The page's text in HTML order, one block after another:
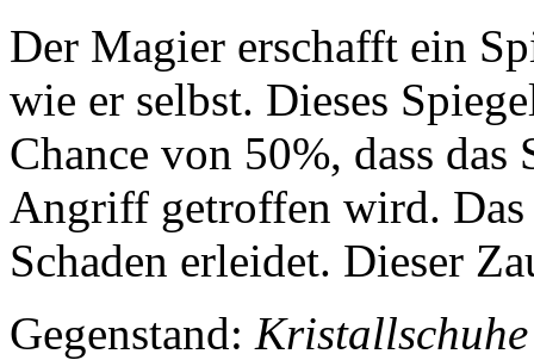
Der Magier erschafft ein
wie er selbst. Dieses
Chance von 50%, dass
Angriff getroffen wird. Das
Schaden erleidet. Dieser
Gegenstand: Kristallschuhe